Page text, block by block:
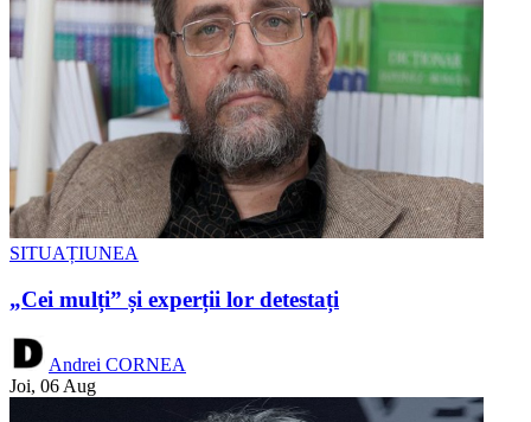
SITUAȚIUNEA
„Cei mulți” și experții lor detestați
Andrei CORNEA
Joi, 06 Aug